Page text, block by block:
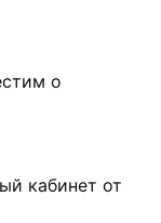
о
кабинет от